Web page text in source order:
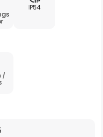
IP54
/